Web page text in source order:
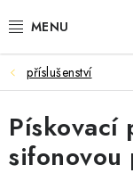
na
REALIZACE &
AKCE A NOVINKY
VYBAVENÍ
příslušenství
Pískovací
sifonovou